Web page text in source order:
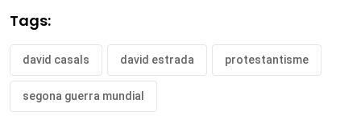
Tags:
david casals david estrada protestantisme
segona guerra mundial